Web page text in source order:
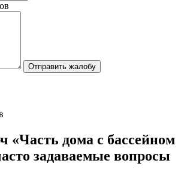
Отправить жалобу
«Часть дома с бассейном
задаваемые вопросы